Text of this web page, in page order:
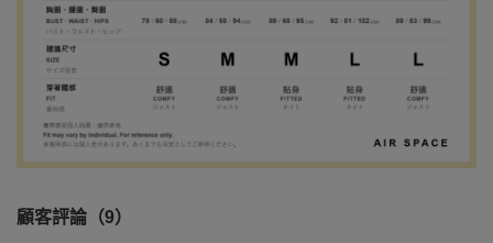
顧客評論（9）